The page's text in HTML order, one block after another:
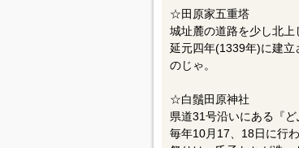
☆田原家五重塔
城址麓の道路を少し北上
延元四年(1339年)に建立
のじゃ。
☆白鬚田原神社
県道31号沿いにある『ど
毎年10月17、18日に行